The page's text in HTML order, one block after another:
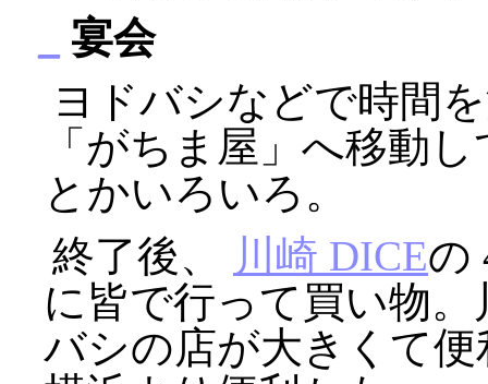
宴会
ヨドバシなどで時間
「がちま屋」へ移動
とかいろいろ。
終了後、
川崎 DICEの
に皆で行って買い物
バシの店が大きくて